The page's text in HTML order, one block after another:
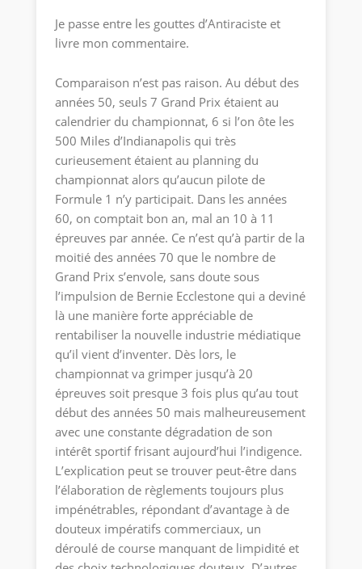
Je passe entre les gouttes d’Antiraciste et
livre mon commentaire.
Comparaison n’est pas raison. Au début des
années 50, seuls 7 Grand Prix étaient au
calendrier du championnat, 6 si l’on ôte les
500 Miles d’Indianapolis qui très
curieusement étaient au planning du
championnat alors qu’aucun pilote de
Formule 1 n’y participait. Dans les années
60, on comptait bon an, mal an 10 à 11
épreuves par année. Ce n’est qu’à partir de la
moitié des années 70 que le nombre de
Grand Prix s’envole, sans doute sous
l’impulsion de Bernie Ecclestone qui a deviné
là une manière forte appréciable de
rentabiliser la nouvelle industrie médiatique
qu’il vient d’inventer. Dès lors, le
championnat va grimper jusqu’à 20
épreuves soit presque 3 fois plus qu’au tout
début des années 50 mais malheureusement
avec une constante dégradation de son
intérêt sportif frisant aujourd’hui l’indigence.
L’explication peut se trouver peut-être dans
l’élaboration de règlements toujours plus
impénétrables, répondant d’avantage à de
douteux impératifs commerciaux, un
déroulé de course manquant de limpidité et